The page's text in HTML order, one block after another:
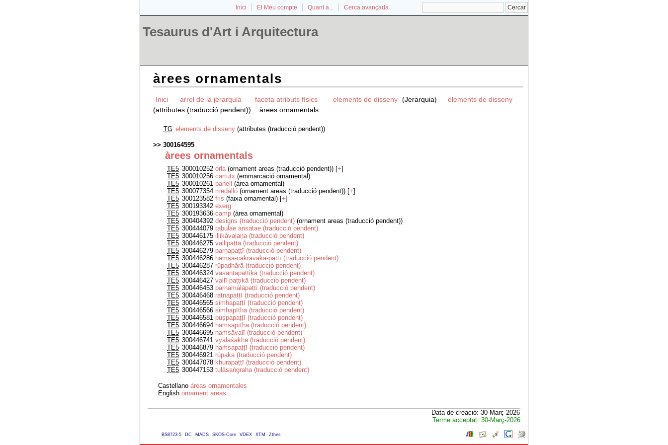
Inici El Meu compte Quant a... Cerca avançada
Tesaurus d'Art i Arquitectura
àrees ornamentals
Inici arrel de la jerarquia faceta atributs físics elements de disseny (Jerarquia)
elements de disseny
(attributes (traducció pendent))
àrees ornamentals
TG elements de disseny(attributes (traducció pendent))
300164595
àrees ornamentals
TE5 300010252orla (ornament areas (traducció pendent)) [+]
TE5 300010256cartutx(emmarcació ornamental)
TE5 300010261 panell(àrea ornamental)
TE5 300077354 medalló(ornament areas (traducció pendent)) [+]
TE5 300123582fris (faixa ornamental) [+]
TE5 300193342exerg
TE5 300193636camp(àrea ornamental)
TE5 300404392designs (traducció pendent) (ornament areas (traducció pendent))
TE5 300444079tabulae ansatae (traducció pendent)
TE5 300446175 illikāvalaṇa (traducció pendent)
TE5 300446275vallipaṭṭā (traducció pendent)
TE5 300446279 parṇapaṭṭī (traducció pendent)
TE5 300446286 haṁsa-cakravāka-paṭṭī (traducció pendent)
TE5 300446287 rūpadhārā (traducció pendent)
TE5 300446324vasantapaṭṭikā (traducció pendent)
TE5 300446427vallī-paṭṭikā (traducció pendent)
TE5 300446453 parṇamālāpaṭṭī (traducció pendent)
TE5 300446468 ratnapaṭṭī (traducció pendent)
TE5 300446565siṁhapaṭṭī (traducció pendent)
TE5 300446566siṁhapīṭha (traducció pendent)
TE5 300446581 puṣpapaṭṭī (traducció pendent)
TE5 300446694 haṁsapīṭha (traducció pendent)
TE5 300446695 haṁsāvalī (traducció pendent)
TE5 300446741vyālaśākhā (traducció pendent)
TE5 300446879 haṁsapaṭṭī (traducció pendent)
TE5 300446921 rūpaka (traducció pendent)
TE5 300447078 khurapaṭṭī (traducció pendent)
TE5 300447153tulāsaṅgraha (traducció pendent)
Castellano áreas ornamentales
English ornament areas
Data de creació: 30-Març-2026
Terme acceptat: 30-Març-2026
BS8723-5 DC MADS SKOS-Core VDEX XTM Zthes